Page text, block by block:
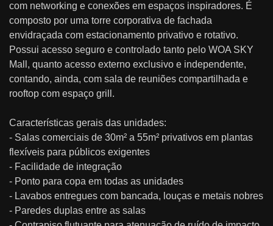
com networking e conexões em espaços inspiradores. É
composto por uma torre corporativa de fachada
envidraçada com estacionamento privativo e rotativo.
Possui acesso seguro e controlado tanto pelo WOA SKY
Mall, quanto acesso externo exclusivo e independente,
contando, ainda, com sala de reuniões compartilhada e
rooftop com espaço grill.
Características gerais das unidades:
- Salas comerciais de 30m² a 55m² privativos em plantas
flexíveis para públicos exigentes
- Facilidade de integração
- Ponto para copa em todas as unidades
- Lavabos entregues com bancada, louças e metais nobres
- Paredes duplas entre as salas